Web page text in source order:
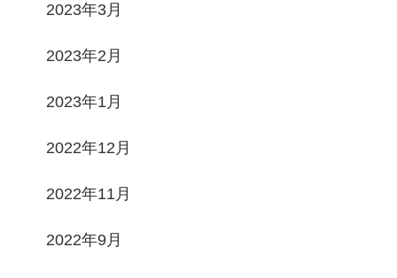
2023年3月
2023年2月
2023年1月
2022年12月
2022年11月
2022年9月